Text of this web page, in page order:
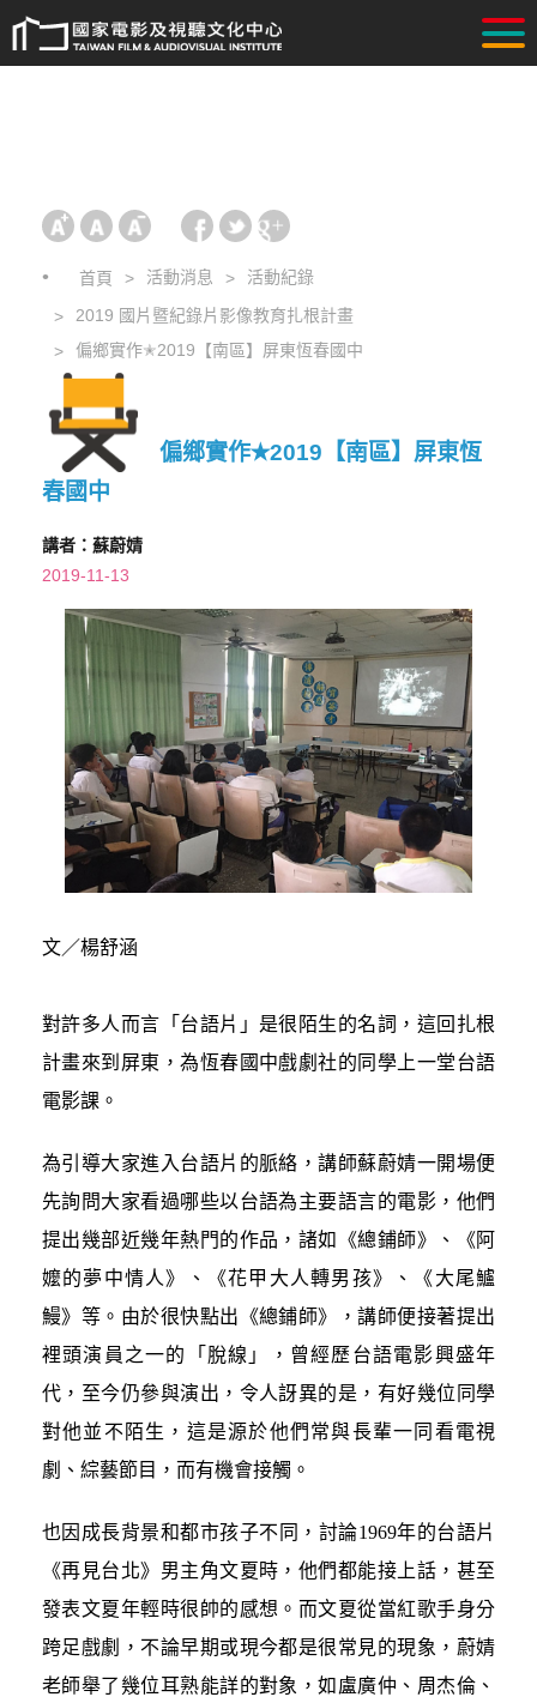
首頁 活動消息
活動紀錄
2019 國片暨紀錄片影像教育扎根計畫
偏鄉實作✭2019【南區】屏東恆春國中
偏鄉實作✭2019【南區】屏東恆
春國中
講者：蘇蔚婧
2019-11-13
文／楊舒涵
對許多人而言「台語片」是很陌生的名詞，這回扎根
計畫來到屏東，為恆春國中戲劇社的同學上一堂台語
電影課。
為引導大家進入台語片的脈絡，講師蘇蔚婧一開場便
先詢問大家看過哪些以台語為主要語言的電影，他們
提出幾部近幾年熱門的作品，諸如《總鋪師》、《阿
嬤的夢中情人》、《花甲大人轉男孩》、《大尾鱸
鰻》等。由於很快點出《總鋪師》，講師便接著提出
裡頭演員之一的「脫線」，曾經歷台語電影興盛年
代，至今仍參與演出，令人訝異的是，有好幾位同學
對他並不陌生，這是源於他們常與長輩一同看電視
劇、綜藝節目，而有機會接觸。
也因成長背景和都市孩子不同，討論1969年的台語片
《再見台北》男主角文夏時，他們都能接上話，甚至
發表文夏年輕時很帥的感想。而文夏從當紅歌手身分
跨足戲劇，不論早期或現今都是很常見的現象，蔚婧
老師舉了幾位耳熟能詳的對象，如盧廣仲、周杰倫、